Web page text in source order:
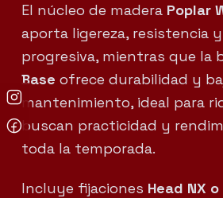
El núcleo de madera Poplar
aporta ligereza, resistencia
progresiva, mientras que la
Base ofrece durabilidad y
mantenimiento, ideal para
buscan practicidad y
toda la temporada.
Incluye fijaciones Head NX